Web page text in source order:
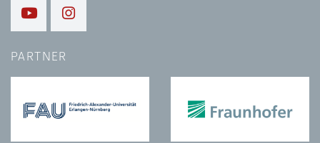
PARTNER